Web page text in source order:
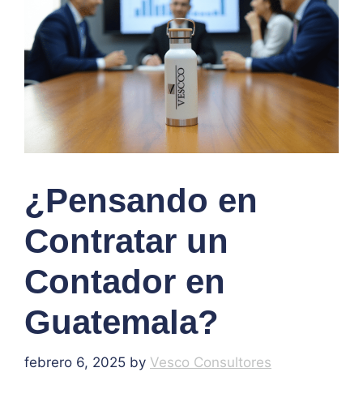
¿Pensando en
Contratar un
Contador en
Guatemala?
febrero 6, 2025 by Vesco Consultores